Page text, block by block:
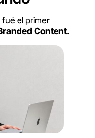
el primer
Content.